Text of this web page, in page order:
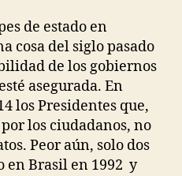
de estado en
cosa del siglo pasado
de los gobiernos
asegurada. En
los Presidentes que,
los ciudadanos, no
Peor aún, solo dos
en Brasil en 1992 y